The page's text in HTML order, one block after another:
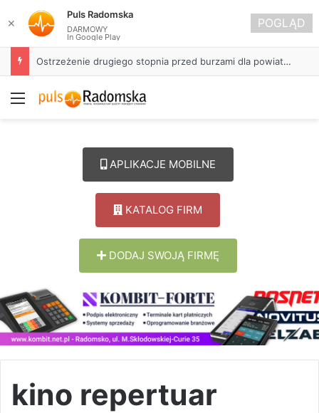
Ostrzeżenie drugiego stopnia przed burzami dla powiatu radomszczańskiego
Menu
APLIKACJE MOBILNE
KATALOG FIRM
DODAJ SWOJĄ FIRMĘ
kino repertuar
✕
Puls Radomska
DARMOWY
In Google Play
POGLĄD